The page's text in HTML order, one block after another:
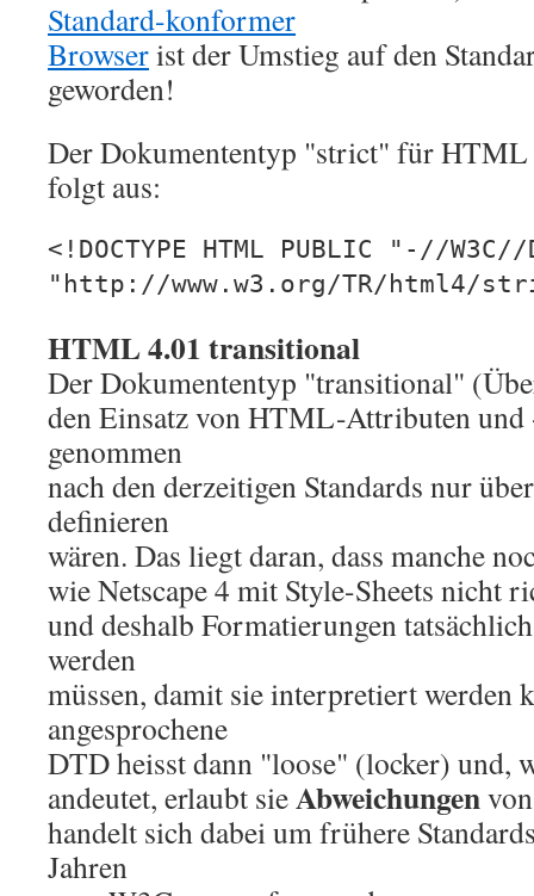
Standard-konformer
Browserist der Umstieg auf den
geworden!
Der Dokumententyp "strict" für HTML
folgt aus:
<!DOCTYPE HTML PUBLIC "-//
"http://www.w3.org/TR/html4/
HTML 4.01 transitional
Der Dokumententyp "transitional"
den Einsatz von HTML-Attributen und
genommen
nach den derzeitigen Standards nur
definieren
wären. Das liegt daran, dass manche
wie Netscape 4 mit Style-Sheets nicht
und deshalb Formatierungen
werden
müssen, damit sie interpretiert werden
angesprochene
DTD heisst dann "loose" (locker) und,
andeutet, erlaubt sieAbweichungen
handelt sich dabei um frühere
Jahren